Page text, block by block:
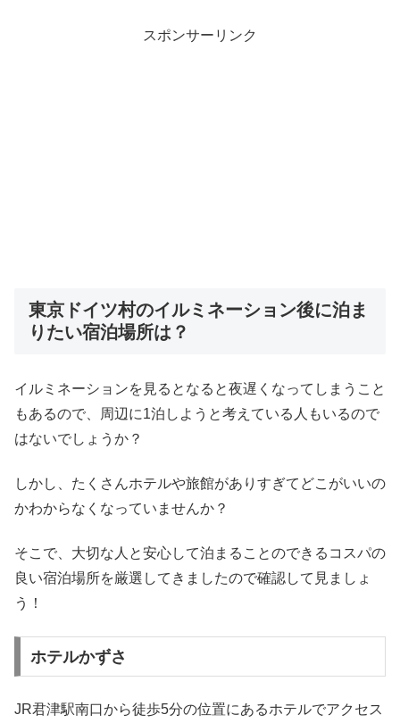
スポンサーリンク
東京ドイツ村のイルミネーション後に泊ま
りたい宿泊場所は？
イルミネーションを見るとなると夜遅くなってしまうこと
もあるので、周辺に1泊しようと考えている人もいるので
はないでしょうか？
しかし、たくさんホテルや旅館がありすぎてどこがいいの
かわからなくなっていませんか？
そこで、大切な人と安心して泊まることのできるコスパの
良い宿泊場所を厳選してきましたので確認して見ましょ
う！
ホテルかずさ
JR君津駅南口から徒歩5分の位置にあるホテルでアクセス